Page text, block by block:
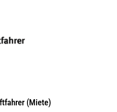
(Miete)